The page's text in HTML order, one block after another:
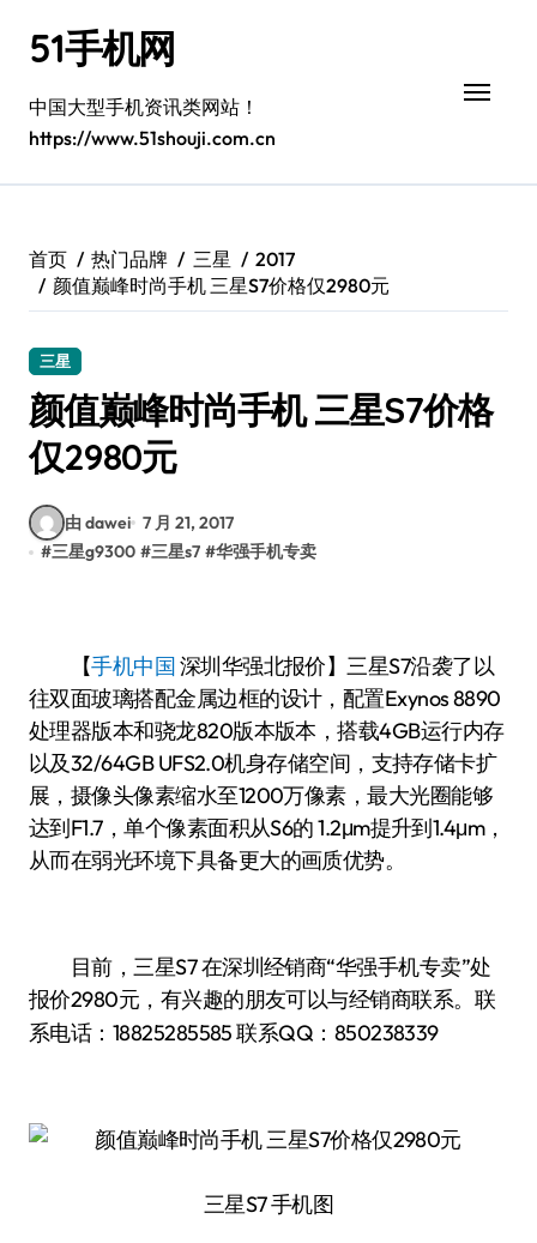
51手机网
中国大型手机资讯类网站！
https://www.51shouji.com.cn
首页 热门品牌 三星
2017
颜值巅峰时尚手机 三星S7价格仅2980元
三星
颜值巅峰时尚手机 三星S7价格
仅2980元
由 dawei 7 月 21, 2017
#三星g9300 #三星s7 #华强手机专卖
【手机中国深圳华强北报价】三星S7沿袭了以
往双面玻璃搭配金属边框的设计，配置Exynos 8890
处理器版本和骁龙820版本版本，搭载4GB运行内存
以及32/64GB UFS2.0机身存储空间，支持存储卡扩
展，摄像头像素缩水至1200万像素，最大光圈能够
达到F1.7，单个像素面积从S6的 1.2μm提升到1.4μm，
从而在弱光环境下具备更大的画质优势。
目前，三星S7 在深圳经销商“华强手机专卖”处
报价2980元， 有兴趣的朋友可以与经销商联系。联
系电话： 18825285585联系QQ：850238339
三星S7 手机图